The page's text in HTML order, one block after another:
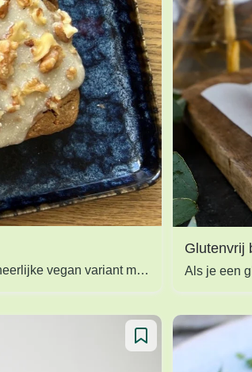
Op zoek naar een voedzaam, makkelijk en lekker recept voor vegan carrotcake? Maak dan deze heerlijke vegan variant met walnoten en citroen.
Glutenvrij